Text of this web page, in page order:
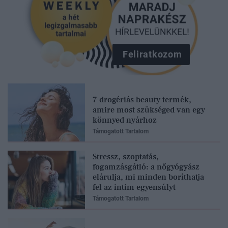
Feliratkozom
7 drogériás beauty termék,
amire most szükséged van egy
könnyed nyárhoz
Támogatott Tartalom
Stressz, szoptatás,
fogamzásgátló: a nőgyógyász
elárulja, mi minden boríthatja
fel az intim egyensúlyt
Támogatott Tartalom